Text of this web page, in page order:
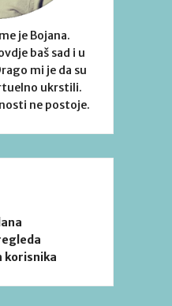
je Bojana.
baš sad i u
mi je da su
ukrstili.
ne postoje.
korisnika